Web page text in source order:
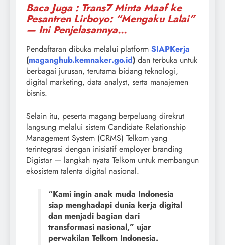
Baca Juga : Trans7 Minta Maaf ke
Pesantren Lirboyo: “Mengaku Lalai”
— Ini Penjelasannya…
Pendaftaran dibuka melalui platform SIAPKerja
(maganghub.kemnaker.go.id) dan terbuka untuk
berbagai jurusan, terutama bidang teknologi,
digital marketing, data analyst, serta manajemen
bisnis.
Selain itu, peserta magang berpeluang direkrut
langsung melalui sistem Candidate Relationship
Management System (CRMS) Telkom yang
terintegrasi dengan inisiatif employer branding
Digistar — langkah nyata Telkom untuk membangun
ekosistem talenta digital nasional.
“Kami ingin anak muda Indonesia
siap menghadapi dunia kerja digital
dan menjadi bagian dari
transformasi nasional,” ujar
perwakilan Telkom Indonesia.